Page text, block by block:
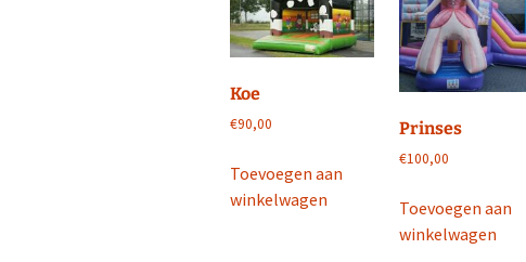
Koe
€90,00
Toevoegen aan
winkelwagen
Prinses
€100,00
Toevoegen aan
winkelwagen